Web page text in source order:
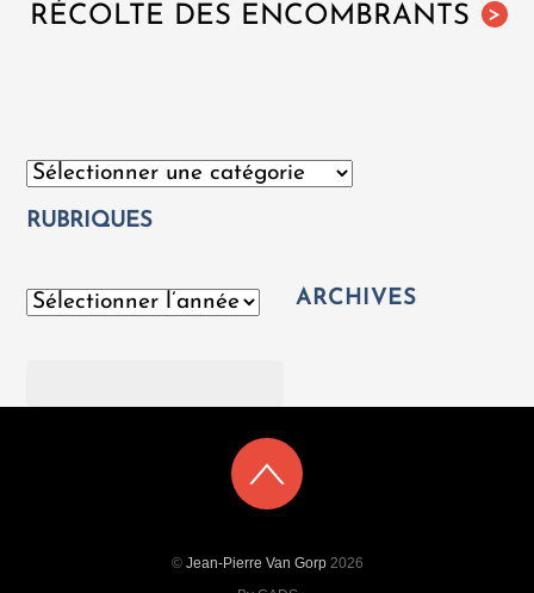
>
RÉCOLTE DES ENCOMBRANTS
Catégories
RUBRIQUES
Archives ARCHIVES
© Jean-Pierre Van Gorp2026